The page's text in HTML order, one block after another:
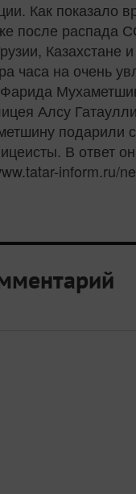
Как
после распада
Казахстане
часа на очень
Алсу
подарили
В ответ
inform.ru/